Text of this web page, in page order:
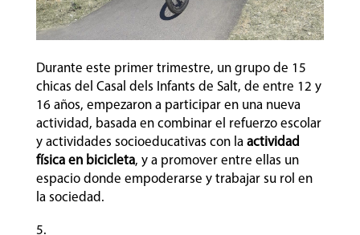
Durante este primer trimestre, un grupo de 15
chicas del Casal dels Infants de Salt, de entre 12 y
16 años, empezaron a participar en una nueva
actividad, basada en combinar el refuerzo escolar
y actividades socioeducativas con la actividad
física en bicicleta, y a promover entre ellas un
espacio donde empoderarse y trabajar su rol en
la sociedad.